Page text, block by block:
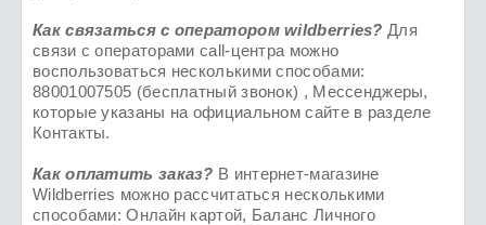
Как связаться с оператором wildberries? Для
связи с операторами call-центра можно
воспользоваться несколькими способами:
88001007505 (бесплатный звонок) , Мессенджеры,
которые указаны на официальном сайте в разделе
Контакты.
Как оплатить заказ? В интернет-магазине
Wildberries можно рассчитаться несколькими
способами: Онлайн картой, Баланс Личного